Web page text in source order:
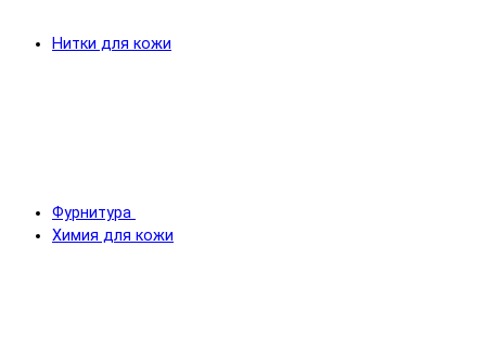
Нитки для кожи
Фурнитура
Химия для кожи